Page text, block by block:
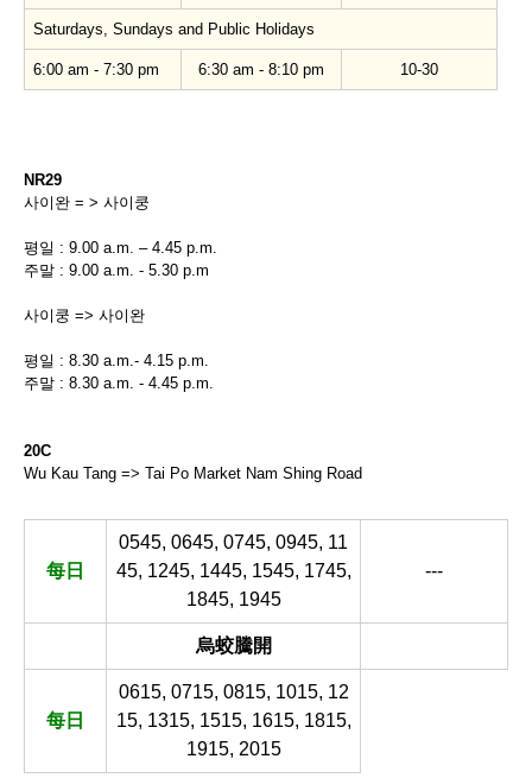
Saturdays, Sundays and Public Holidays
6:00 am - 7:30 pm 6:30 am - 8:10 pm 10-30
NR29
사이완 = > 사이쿵
평일 : 9.00 a.m. – 4.45 p.m.
주말 : 9.00 a.m. - 5.30 p.m
사이쿵 => 사이완
평일 : 8.30 a.m.- 4.15 p.m.
주말 : 8.30 a.m. - 4.45 p.m.
20C
Wu Kau Tang => Tai Po Market Nam Shing Road
每日
0545, 0645, 0745, 0945, 11
45, 1245, 1445, 1545, 1745,
1845, 1945
---
烏蛟騰開
每日
0615, 0715, 0815, 1015, 12
15, 1315, 1515, 1615, 1815,
1915, 2015